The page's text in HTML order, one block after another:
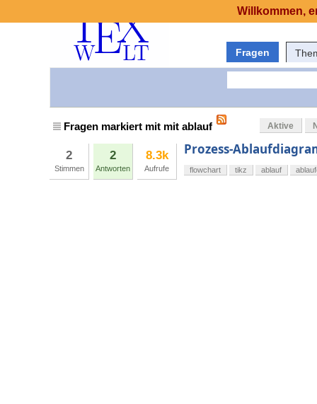
Fragen
Fragen markiert mit mit ablauf Aktive
2
Stimmen
2
Antworten
8.3k
Aufrufe
Prozess-
flowchart tikz ablauf
Willkommen,